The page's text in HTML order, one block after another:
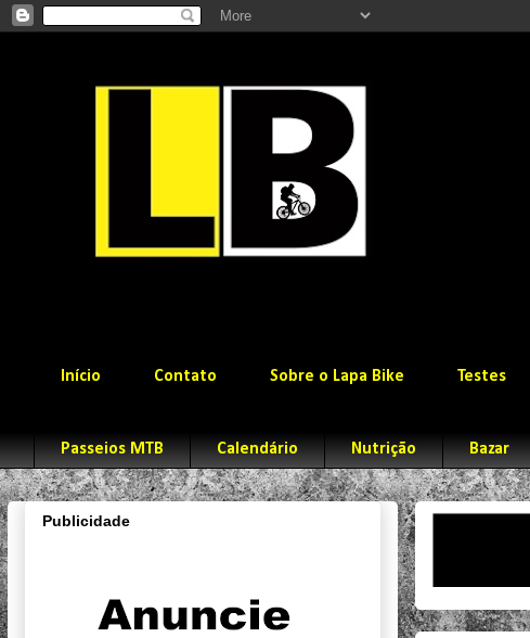
Início Contato Sobre o Lapa Bike Testes
Passeios MTB Calendário Nutrição Bazar
Publicidade